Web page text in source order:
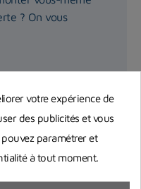
? On vous
votre expérience de
des publicités et vous
paramétrer et
à tout moment.